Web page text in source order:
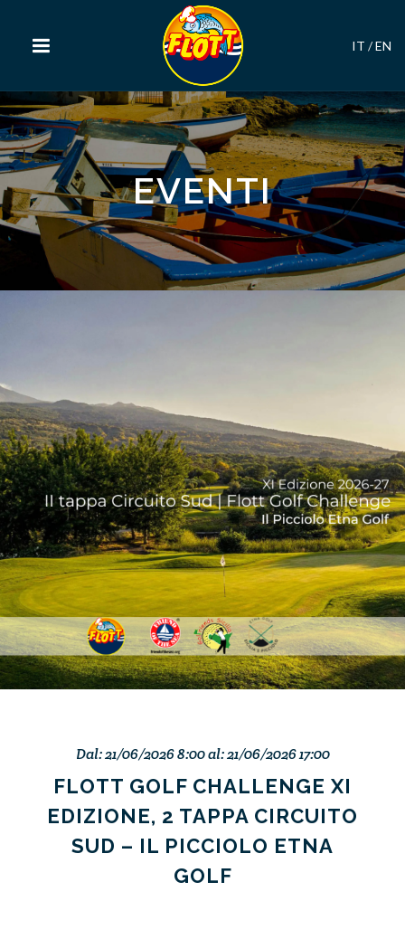
IT /EN
EVENTI
Dal: 21/06/2026 8:00 al: 21/06/2026 17:00
FLOTT GOLF CHALLENGE XI
EDIZIONE, 2 TAPPA CIRCUITO
SUD – IL PICCIOLO ETNA
GOLF